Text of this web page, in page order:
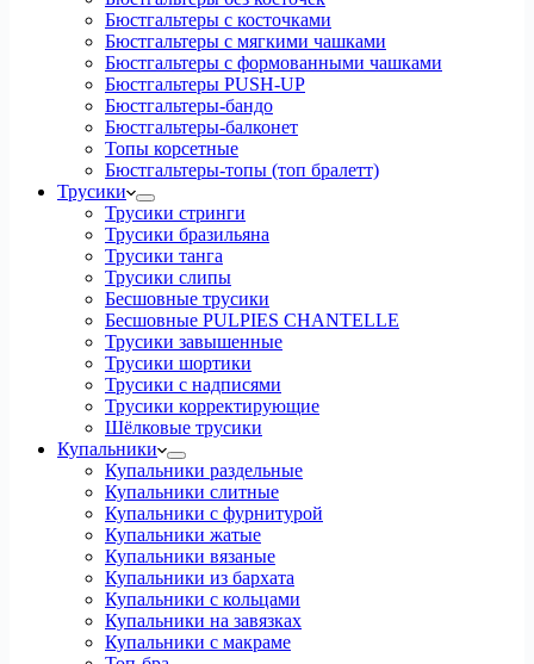
Бюстгальтеры с косточками
Бюстгальтеры с мягкими чашками
Бюстгальтеры с формованными чашками
Бюстгальтеры PUSH-UP
Бюстгальтеры-бандо
Бюстгальтеры-балконет
Топы корсетные
Бюстгальтеры-топы (топ бралетт)
Трусики
Трусики стринги
Трусики бразильяна
Трусики танга
Трусики слипы
Бесшовные трусики
Бесшовные PULPIES CHANTELLE
Трусики завышенные
Трусики шортики
Трусики с надписями
Трусики корректирующие
Шёлковые трусики
Купальники
Купальники раздельные
Купальники слитные
Купальники с фурнитурой
Купальники жатые
Купальники вязаные
Купальники из бархата
Купальники с кольцами
Купальники на завязках
Купальники с макраме